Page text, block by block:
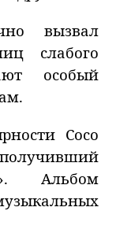
вызвал
слабого
особый
Сосо
Альбом